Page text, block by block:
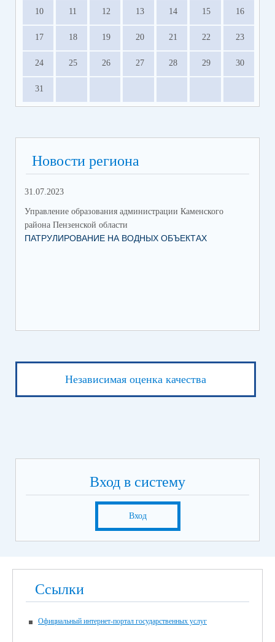
10 11 12 13 14 15 16
17 18 19 20 21 22 23
24 25 26 27 28 29 30
31
Новости региона
31.07.2023
Управление образования администрации Каменского
района Пензенской области
ПАТРУЛИРОВАНИЕ НА ВОДНЫХ ОБЪЕКТАХ
Независимая оценка качества
Вход в систему
Вход
Ссылки
Официальный интернет-портал государственных услуг